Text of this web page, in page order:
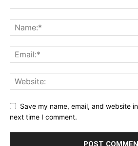
Save my name, email, and website
next time I comment.